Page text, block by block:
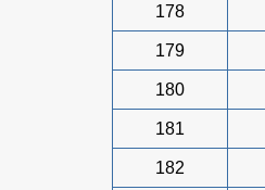
178
179
180
181
182